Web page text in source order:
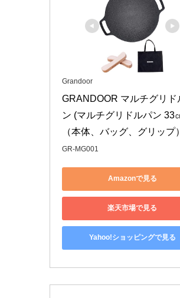
Grandoor
GRANDOOR マルチグリド
ン (マルチグリドルパン 33
（本体、バッグ、グリップ
GR-MG001
Amazonで見る
楽天市場で見る
Yahoo!ショッピングで見る